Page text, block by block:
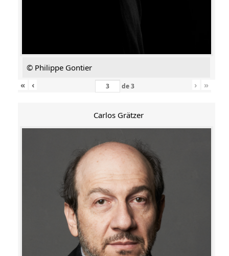
© Philippe Gontier
«
‹ de3 › »
Carlos Grätzer